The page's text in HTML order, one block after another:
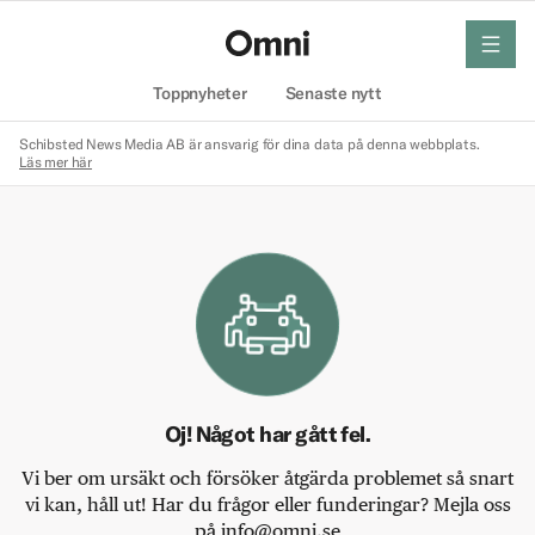
Toppnyheter Senaste nytt
meny
Schibsted News Media AB är ansvarig för dina data på denna webbplats.
Läs mer här
Oj! Något har gått fel.
Vi ber om ursäkt och försöker åtgärda problemet så snart
vi kan, håll ut! Har du frågor eller funderingar? Mejla oss